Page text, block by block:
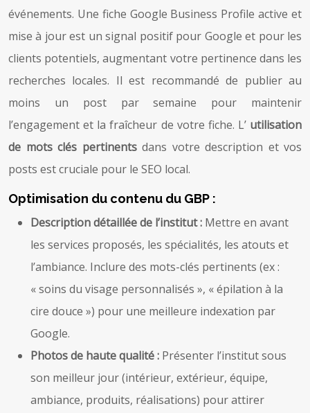
événements. Une fiche Google Business Profile active et
mise à jour est un signal positif pour Google et pour les
clients potentiels, augmentant votre pertinence dans les
recherches locales. Il est recommandé de publier au
moins un post par semaine pour maintenir
l’engagement et la fraîcheur de votre fiche. L’ utilisation
de mots clés pertinents dans votre description et vos
posts est cruciale pour le SEO local.
Optimisation du contenu du GBP :
Description détaillée de l’institut : Mettre en avant
les services proposés, les spécialités, les atouts et
l’ambiance. Inclure des mots-clés pertinents (ex :
« soins du visage personnalisés », « épilation à la
cire douce ») pour une meilleure indexation par
Google.
Photos de haute qualité : Présenter l’institut sous
son meilleur jour (intérieur, extérieur, équipe,
ambiance, produits, réalisations) pour attirer